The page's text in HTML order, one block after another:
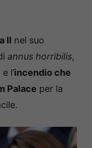
II nel suo
annus horribilis,
e l’incendio che
Palace per la